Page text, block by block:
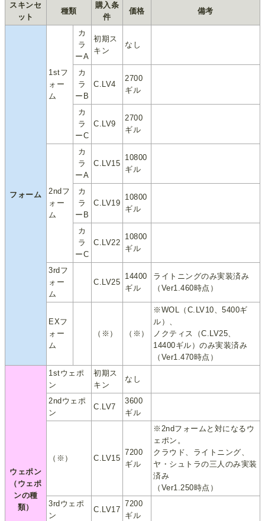
スキンセ
ット
種類
購入条
件
価格 備考
フォーム
1stフ
ォー
ム
カ
ラ
ーA
初期ス
キン
なし
カ
ラ
ーB
C.LV4
2700
ギル
カ
ラ
ーC
C.LV9
2700
ギル
2ndフ
ォー
ム
カ
ラ
ーA
C.LV15
10800
ギル
カ
ラ
ーB
C.LV19
10800
ギル
カ
ラ
ーC
C.LV22
10800
ギル
3rdフ
ォー
ム
C.LV25
14400
ギル
ライトニングのみ実装済み
（Ver1.460時点）
EXフ
ォー
ム
（※） （※）
※WOL（C.LV10、5400ギ
ル）、
ノクティス（C.LV25、
14400ギル）のみ実装済み
（Ver1.470時点）
ウェポン
（ウェポ
ンの種
類）
1stウェポ
ン
初期ス
キン
なし
2ndウェポ
ン
C.LV7
3600
ギル
（※） C.LV15
7200
ギル
※2ndフォームと対になるウ
ェポン。
クラウド、ライトニング、
ヤ・シュトラの三人のみ実装
済み
（Ver1.250時点）
3rdウェポ
ン
C.LV17
7200
ギル